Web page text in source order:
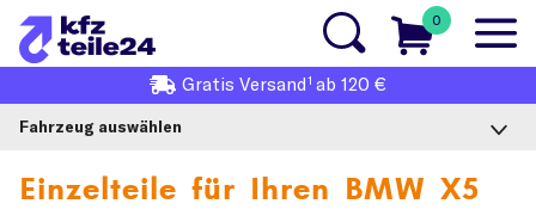
0
Gratis Versand1 ab 120 €
Fahrzeug auswählen
Einzelteile für Ihren BMW X5